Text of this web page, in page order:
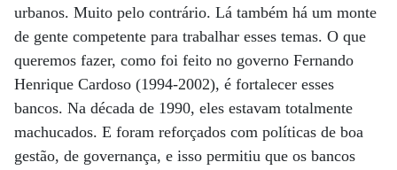
urbanos. Muito pelo contrário. Lá também há um monte
de gente competente para trabalhar esses temas. O que
queremos fazer, como foi feito no governo Fernando
Henrique Cardoso (1994-2002), é fortalecer esses
bancos. Na década de 1990, eles estavam totalmente
machucados. E foram reforçados com políticas de boa
gestão, de governança, e isso permitiu que os bancos